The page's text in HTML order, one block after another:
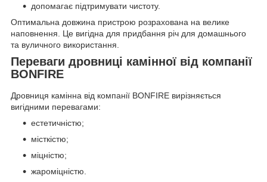
допомагає підтримувати чистоту.
Оптимальна довжина пристрою розрахована на велике
наповнення. Це вигідна для придбання річ для домашнього
та вуличного використання.
Переваги дровниці камінної від компанії
BONFIRE
Дровниця камінна від компанії BONFIRE вирізняється
вигідними перевагами:
естетичністю;
місткістю;
міцністю;
жароміцністю.